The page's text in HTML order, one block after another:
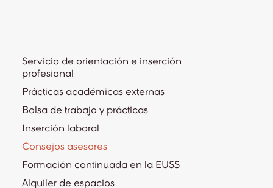
Servicio de orientación e inserción
profesional
Prácticas académicas externas
Bolsa de trabajo y prácticas
Inserción laboral
Consejos asesores
Formación continuada en la EUSS
Alquiler de espacios